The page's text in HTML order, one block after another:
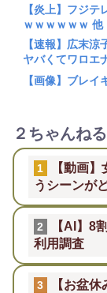
【炎上】フジ
ｗｗｗｗｗｗ 他
【速報】広末
ヤバくてワロエ
【画像】ブレ
２ちゃんね
1
【動画
うシーンが
2
【AI】8
利用調査
3
【お盆